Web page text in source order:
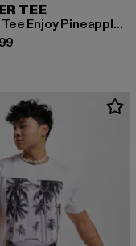
TEE
Mister Tee Enjoy Pineapple Tee
EUR 18,99